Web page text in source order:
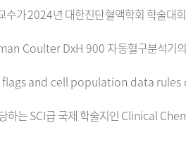
수가2024년 대한진단혈액학회 학술대
Coulter DxH 900 자동혈구분석기
and cell population data
하는SCI급 국제 학술지인 Clinical